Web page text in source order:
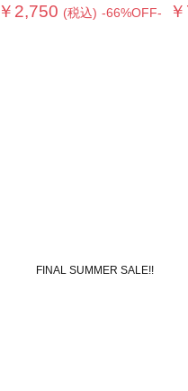
￥2,750 (税込) -66%OFF-